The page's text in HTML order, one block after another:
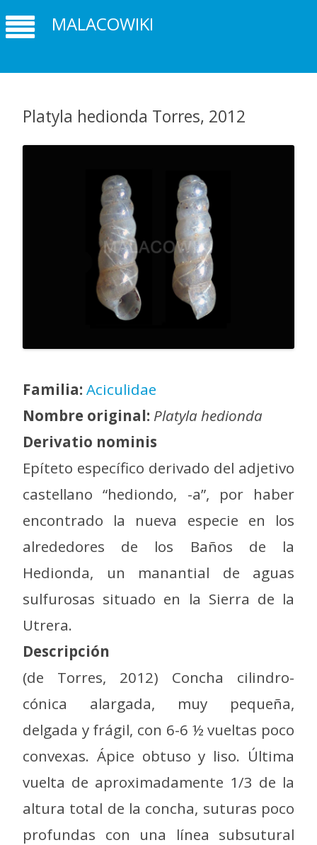
MALACOWIKI
Platyla hedionda Torres, 2012
Familia: Aciculidae
Nombre original: Platyla hedionda
Derivatio nominis
Epíteto específico derivado del adjetivo
castellano “hediondo, -a”, por haber
encontrado la nueva especie en los
alrededores de los Baños de la
Hedionda, un manantial de aguas
sulfurosas situado en la Sierra de la
Utrera.
Descripción
(de Torres, 2012) Concha cilindro-
cónica alargada, muy pequeña,
delgada y frágil, con 6-6 ½ vueltas poco
convexas. Ápice obtuso y liso. Última
vuelta de aproximadamente 1/3 de la
altura total de la concha, suturas poco
profundas con una línea subsutural